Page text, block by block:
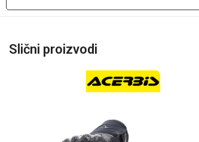
Slični proizvodi